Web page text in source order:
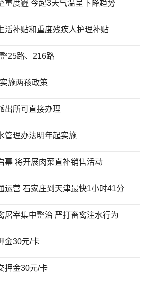
重度霾 今起3天气温呈下降趋势
活补贴和重度残疾人护理补贴
25路、216路
施两孩政策
出所可直接办理
管理办法明年起实施
幕 将开展肉菜直补销售活动
运营 石家庄到天津最快1小时41分
屠宰集中整治 严打畜禽注水行为
金30元/卡
押金30元/卡